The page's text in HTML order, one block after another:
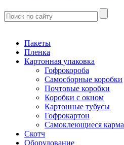
Пакеты
Пленка
Картонная упаковка
Гофрокороба
Самосборные коробки
Почтовые коробки
Коробки с окном
Картонные тубусы
Гофрокартон
Самоклеющиеся
Скотч
Оборудование